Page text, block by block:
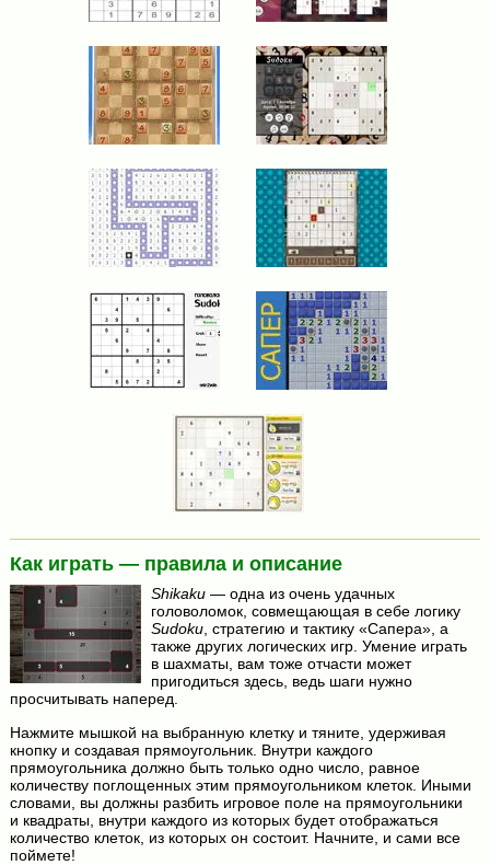
Как играть — правила и описание
Shikaku— одна из очень удачных
головоломок, совмещающая в себе логику
Sudoku, стратегию и тактику «Сапера», а
также других логических игр. Умение играть
в шахматы, вам тоже отчасти может
пригодиться здесь, ведь шаги нужно
просчитывать наперед.
Нажмите мышкой на выбранную клетку и тяните, удерживая
кнопку и создавая прямоугольник. Внутри каждого
прямоугольника должно быть только одно число, равное
количеству поглощенных этим прямоугольником клеток. Иными
словами, вы должны разбить игровое поле на прямоугольники
и квадраты, внутри каждого из которых будет отображаться
количество клеток, из которых он состоит. Начните, и сами все
поймете!